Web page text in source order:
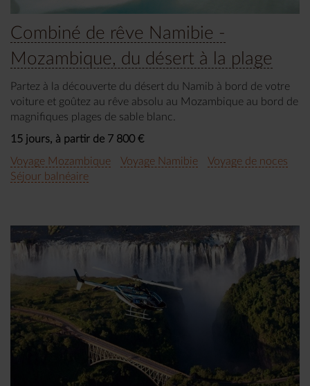
Combiné de rêve Namibie -
Mozambique, du désert à la plage
Partez à la découverte du désert du Namib à bord de votre
voiture et goûtez au rêve absolu au Mozambique au bord de
magnifiques plages de sable blanc.
15 jours, à partir de 7 800 €
Voyage Mozambique
Voyage Namibie
Voyage de noces
Séjour balnéaire